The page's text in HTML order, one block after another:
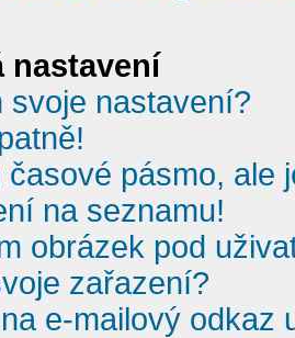
nastavení
svoje nastavení?
časové pásmo, ale
na seznamu!
obrázek pod
zařazení?
e-mailový odkaz